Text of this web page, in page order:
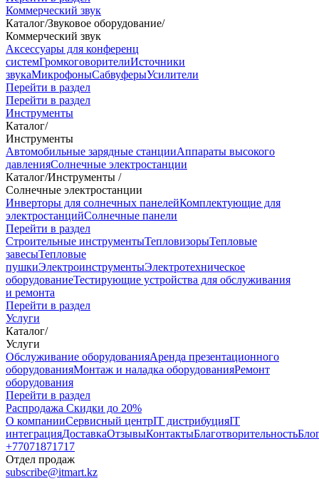
Коммерческий звук
Каталог/Звуковое оборудование/
Коммерческий звук
Аксессуары для конференц
системГромкоговорителиИсточники
звукаМикрофоныСабвуферыУсилители
Перейти в раздел
Перейти в раздел
Инструменты
Каталог/
Инструменты
Автомобильные зарядные станцииАппараты высокого
давленияСолнечные электростанции
Каталог/Инструменты /
Солнечные электростанции
Инверторы для солнечных панелейКомплектующие для
электростанцийСолнечные панели
Перейти в раздел
Строительные инструментыТепловизорыТепловые
завесыТепловые
пушкиЭлектроинструментыЭлектротехническое
оборудованиеТестирующие устройства для обслуживания
и ремонта
Перейти в раздел
Услуги
Каталог/
Услуги
Oбслуживание оборудованияАренда презентационного
оборудованияМонтаж и наладка оборудованияРемонт
оборудования
Перейти в раздел
Распродажа Скидки до 20%
О компанииСервисный центрIT дистрибуцияIT
интеграцияДоставкаОтзывыКонтактыБлаготворительность
+77071871717
Отдел продаж
subscribe@itmart.kz